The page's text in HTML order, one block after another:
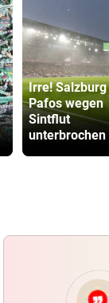
Irre!
Pafos wegen
Sintflut
unterbrochen